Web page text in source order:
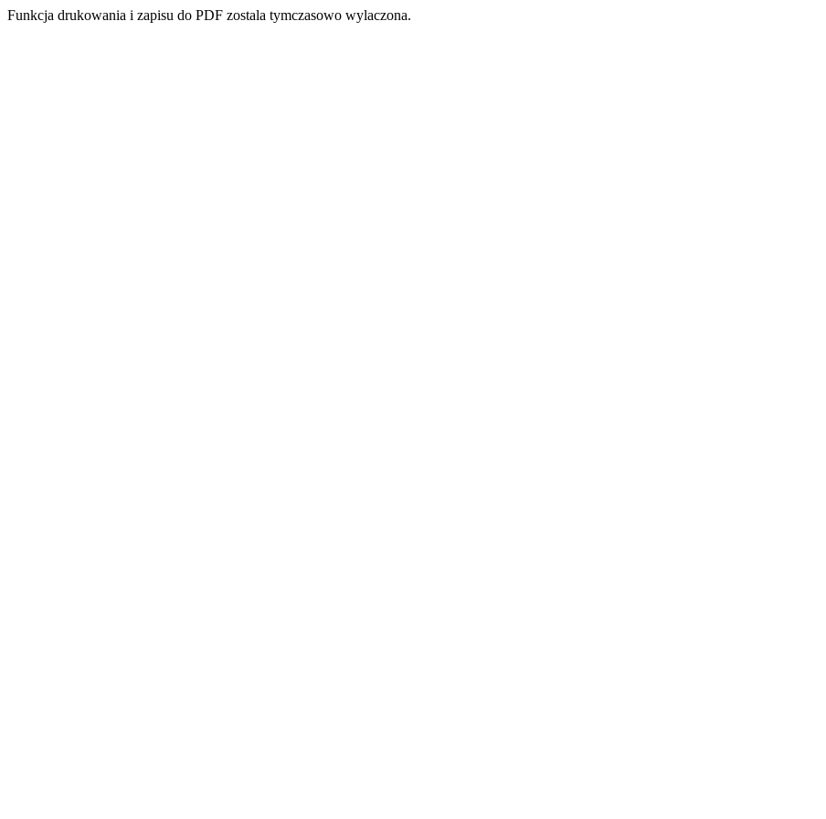
Funkcja drukowania i zapisu do PDF zostala tymczasowo wylaczona.